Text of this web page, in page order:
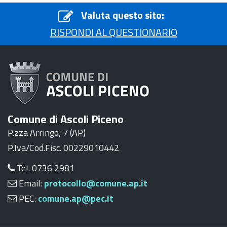
Valuta questo sito:
RISPONDI AL QUESTIONARIO
Comune di Ascoli Piceno
P.zza Arringo, 7 (AP)
P.Iva/Cod.Fisc. 00229010442
Tel. 0736 2981
Email: protocollo@comune.ap.it
PEC: comune.ap@pec.it